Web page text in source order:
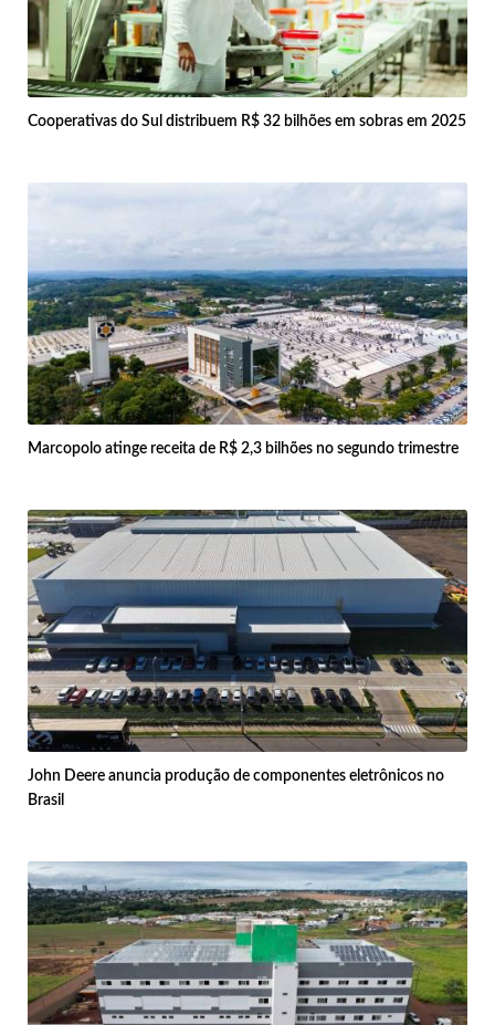
Cooperativas do Sul distribuem R$ 32 bilhões em sobras em 2025
Marcopolo atinge receita de R$ 2,3 bilhões no segundo trimestre
John Deere anuncia produção de componentes eletrônicos no
Brasil